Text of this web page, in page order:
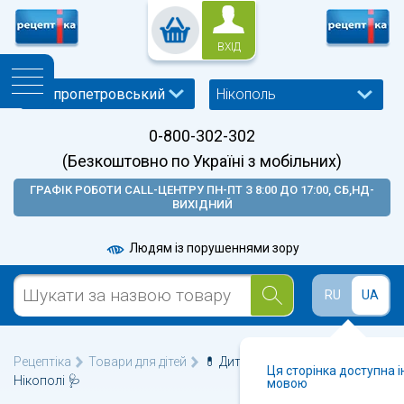
ВХІД
Нікополь
0-800-302-302
(Безкоштовно по Україні з мобільних)
ГРАФІК РОБОТИ CALL-ЦЕНТРУ ПН-ПТ З 8:00 ДО 17:00, СБ,НД-
ВИХІДНИЙ
Людям із порушеннями зору
RU UA
Ця сторінка доступна
мовою
Рецептіка Товари для дітей
💊 Дитяча косметика у
Нікополі 🩺